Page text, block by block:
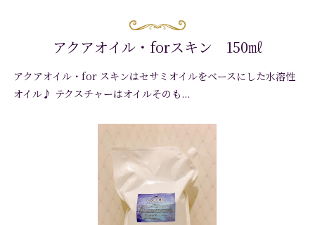
さらに詳しく
アクアオイル・forスキン 150㎖
アクアオイル・for スキンはセサミオイルをベースにした水溶性
オイル♪ テクスチャーはオイルそのも...